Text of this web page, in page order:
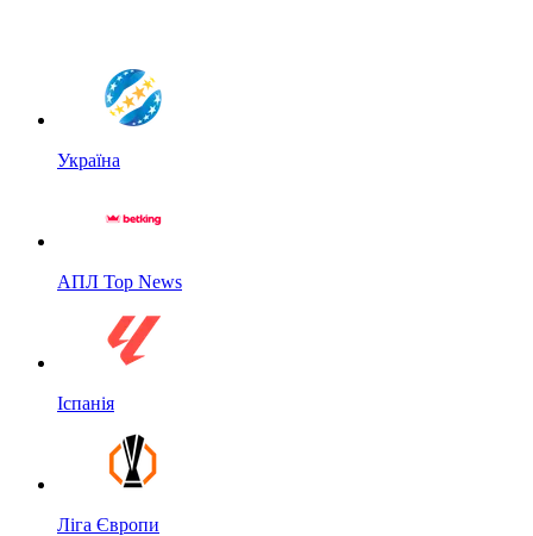
Україна
АПЛ Top News
Іспанія
Ліга Європи